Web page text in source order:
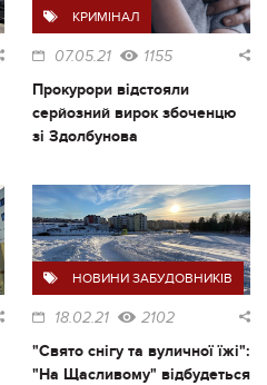
КРИМІНАЛ
07.05.21 1155
Прокурори відстояли
серйозний вирок збоченцю
зі Здолбунова
НОВИНИ ЗАБУДОВНИКІВ
18.02.21 2102
"Свято снігу та вуличної їжі":
"На Щасливому" відбудеться